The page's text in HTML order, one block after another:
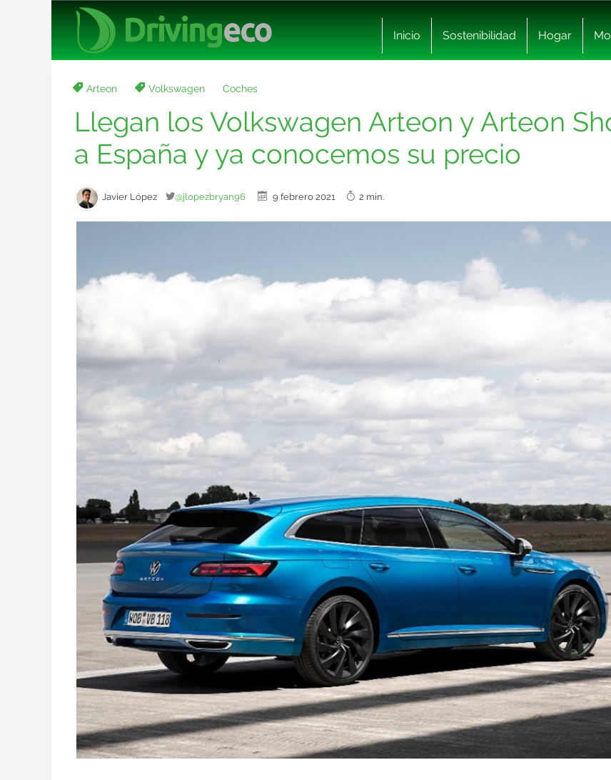
Inicio Sostenibilidad Hogar
Arteon Volkswagen Coches
Llegan los Volkswagen Arteon y Arteon
a España y ya conocemos su precio
Javier López @jlopezbryan96 9 febrero 2021 2 min.